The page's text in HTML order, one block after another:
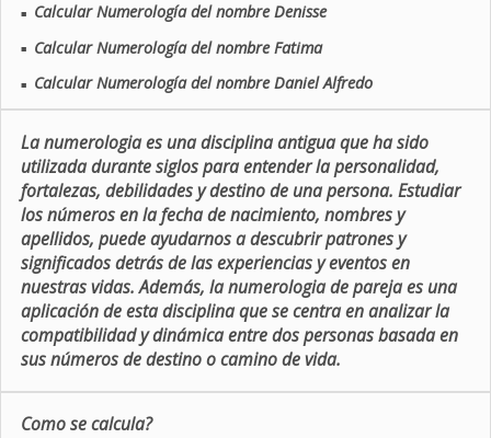
■ Calcular Numerología del nombre Denisse
■ Calcular Numerología del nombre Fatima
■ Calcular Numerología del nombre Daniel Alfredo
La numerologia es una disciplina antigua que ha sido
utilizada durante siglos para entender la personalidad,
fortalezas, debilidades y destino de una persona. Estudiar
los números en la fecha de nacimiento, nombres y
apellidos, puede ayudarnos a descubrir patrones y
significados detrás de las experiencias y eventos en
nuestras vidas. Además, la numerologia de pareja es una
aplicación de esta disciplina que se centra en analizar la
compatibilidad y dinámica entre dos personas basada en
sus números de destino o camino de vida.
Como se calcula?